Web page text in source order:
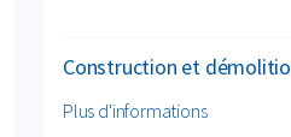
Construction et
Plus d'informations